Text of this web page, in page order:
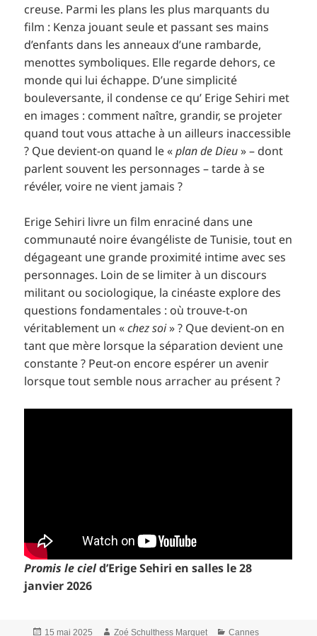
creuse. Parmi les plans les plus marquants du
film : Kenza jouant seule et passant ses mains
d’enfants dans les anneaux d’une rambarde,
menottes symboliques. Elle regarde dehors, ce
monde qui lui échappe. D’une simplicité
bouleversante, il condense ce qu’ Erige Sehiri met
en images : comment naître, grandir, se projeter
quand tout vous attache à un ailleurs inaccessible
? Que devient-on quand le «plan de Dieu» – dont
parlent souvent les personnages – tarde à se
révéler, voire ne vient jamais ?
Erige Sehiri livre un film enraciné dans une
communauté noire évangéliste de Tunisie, tout en
dégageant une grande proximité intime avec ses
personnages. Loin de se limiter à un discours
militant ou sociologique, la cinéaste explore des
questions fondamentales : où trouve-t-on
véritablement un «chez soi» ? Que devient-on en
tant que mère lorsque la séparation devient une
constante ? Peut-on encore espérer un avenir
lorsque tout semble nous arracher au présent ?
Promis le cield’Erige Sehiri en salles le 28
janvier 2026
Publié
15 mai 2025 Auteur
Zoé Schulthess Marquet Catégories
Cannes